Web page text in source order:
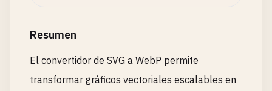
Resumen
El convertidor de SVG a WebP permite
transformar gráficos vectoriales escalables en